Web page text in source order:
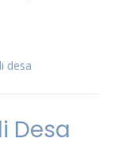
desa
Desa